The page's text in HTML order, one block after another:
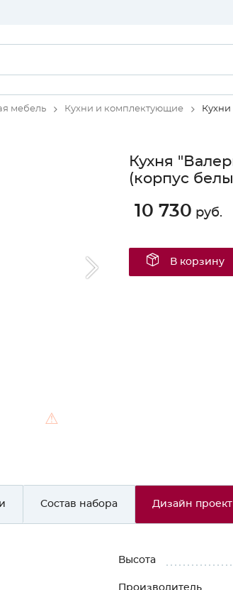
мебель Кухни и комплектующие Кухни
⚠
Кухня
(корпус
10 730 руб.
В корзину
Состав набора Дизайн проект
Высота
Производитель